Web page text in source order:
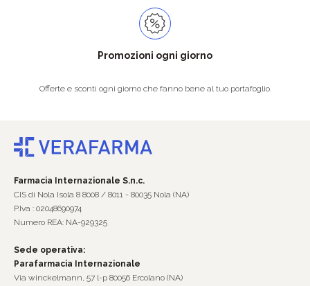
Promozioni ogni giorno
Offerte e sconti ogni giorno che fanno bene al tuo portafoglio.
Farmacia Internazionale S.n.c.
CIS di Nola Isola 8 8008 / 8011 - 80035 Nola (NA)
P.Iva : 02048690974
Numero REA: NA-929325
Sede operativa:
Parafarmacia Internazionale
Via winckelmann, 57 l-p 80056 Ercolano (NA)